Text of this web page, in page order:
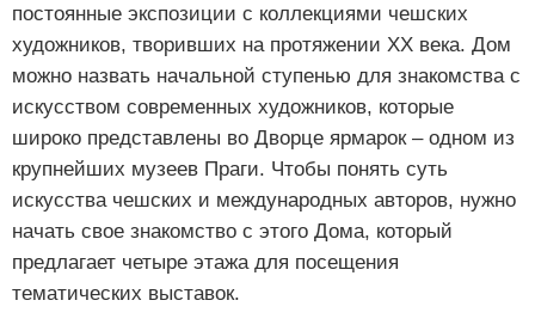
постоянные экспозиции с коллекциями чешских
художников, творивших на протяжении ХХ века. Дом
можно назвать начальной ступенью для знакомства с
искусством современных художников, которые
широко представлены во Дворце ярмарок – одном из
крупнейших музеев Праги. Чтобы понять суть
искусства чешских и международных авторов, нужно
начать свое знакомство с этого Дома, который
предлагает четыре этажа для посещения
тематических выставок.